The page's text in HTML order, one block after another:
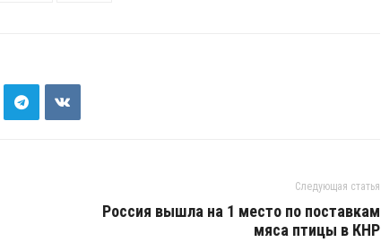
Следующая статья
Россия вышла на 1 место по поставкам
мяса птицы в КНР